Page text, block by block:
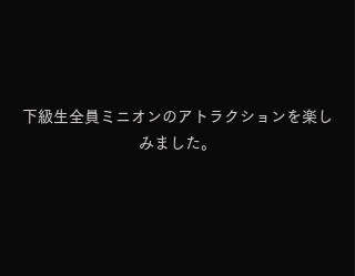
下級生全員ミニオンのアトラクションを楽し
みました。